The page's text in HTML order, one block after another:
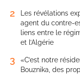
2
Les révélations
agent du contre-
liens entre le
et l’Algérie
3
«C’est notre
Bouznika, des